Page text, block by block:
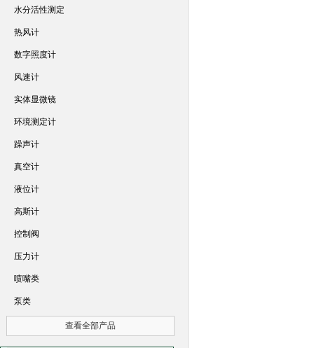
水分活性测定
热风计
数字照度计
风速计
实体显微镜
环境测定计
躁声计
真空计
液位计
高斯计
控制阀
压力计
喷嘴类
泵类
查看全部产品